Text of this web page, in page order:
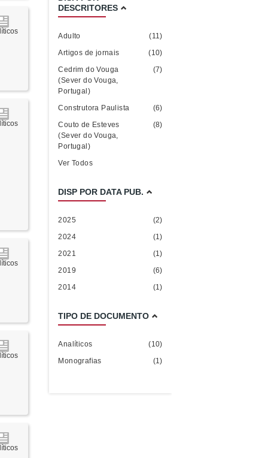
DESCRITORES
Adulto
(11)
Artigos de jornais
(10)
Cedrim do Vouga
(Sever do Vouga,
Portugal)
(7)
Construtora Paulista
(6)
Couto de Esteves
(Sever do Vouga,
Portugal)
(8)
Ver Todos
DISP POR DATA PUB.
2025
(2)
2024
(1)
2021
(1)
2019
(6)
2014
(1)
TIPO DE DOCUMENTO
Analíticos
(10)
Monografias
(1)